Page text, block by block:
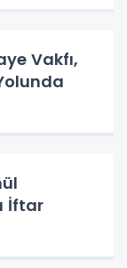
Vakfı,
İftar